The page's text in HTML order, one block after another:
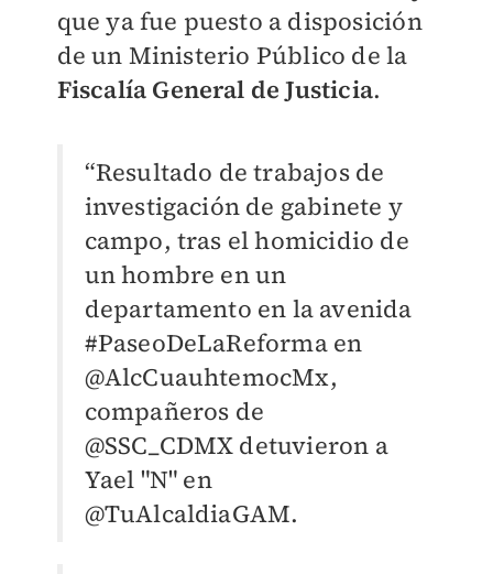
que ya fue puesto a disposición
de un Ministerio Público de la
Fiscalía General de Justicia.
“Resultado de trabajos de
investigación de gabinete y
campo, tras el homicidio de
un hombre en un
departamento en la avenida
#PaseoDeLaReforma en
@AlcCuauhtemocMx,
compañeros de
@SSC_CDMX detuvieron a
Yael "N" en
@TuAlcaldiaGAM.